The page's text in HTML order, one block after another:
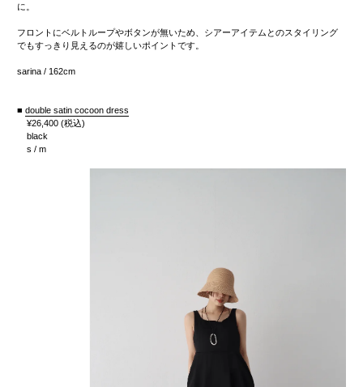
に。
フロントにベルトループやボタンが無いため、シアーアイテムとのスタイリング
でもすっきり見えるのが嬉しいポイントです。
sarina / 162cm
■ double satin cocoon dress
¥26,400 (税込)
black
s / m